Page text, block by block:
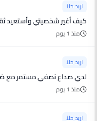
اريد حلاً
كيف أغير شخصيتي وأستعيد
منذ 1 يوم
اريد حلاً
لدي صداع نصفي مستمر مع
منذ 1 يوم
اريد حلاً